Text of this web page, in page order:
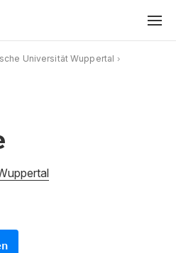
Universität Wuppertal